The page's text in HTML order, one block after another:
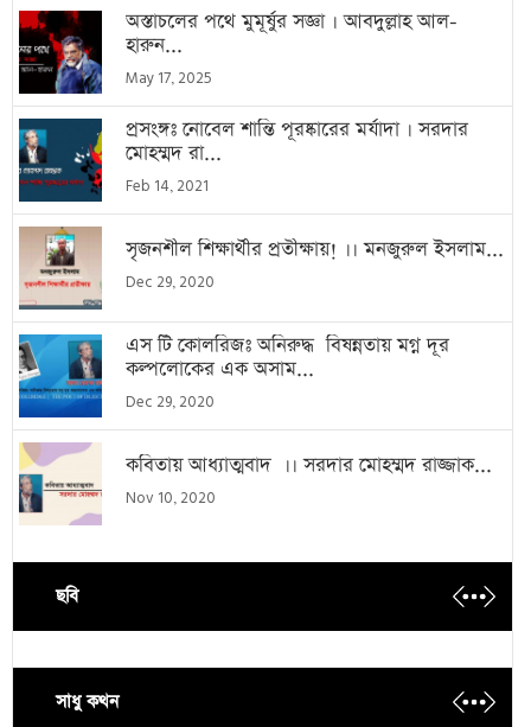
অস্তাচলের পথে মুমূর্ষুর সজ্ঞা । আবদুল্লাহ আল-
হারুন...
May 17, 2025
প্রসংঙ্গঃ নোবেল শান্তি পূরষ্কারের মর্যাদা । সরদার
মোহম্মদ রা...
Feb 14, 2021
সৃজনশীল শিক্ষার্থীর প্রতীক্ষায়! ।। মনজুরুল ইসলাম...
Dec 29, 2020
এস টি কোলরিজঃ অনিরুদ্ধ বিষন্নতায় মগ্ন দূর
কল্পলোকের এক অসাম...
Dec 29, 2020
কবিতায় আধ্যাত্মবাদ ।। সরদার মোহম্মদ রাজ্জাক...
Nov 10, 2020
ছবি
সাধু কথন